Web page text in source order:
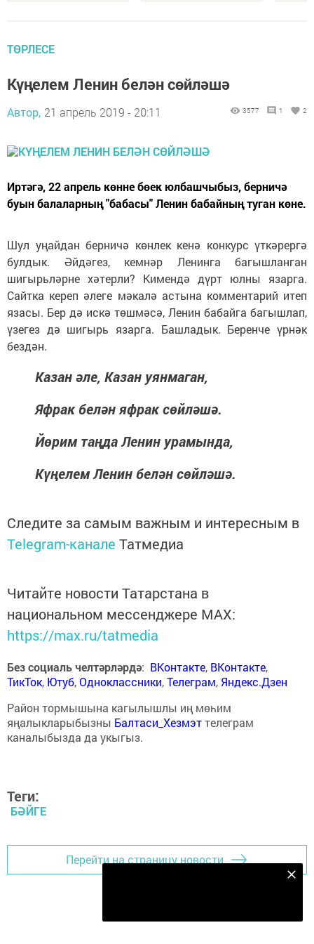
ТӨРЛЕСЕ
Күңелем Ленин белән сөйләшә
Автор, 21 апрель 2019 - 20:11 3577 1 2
Иртәгә, 22 апрель көнне бөек юлбашчыбыз, берничә
буын балаларның "бабасы" Ленин бабайның туган көне.
Шул уңайдан берничә көнлек кенә конкурс үткәрергә
булдык. Әйдәгез, кемнәр Ленинга багышланган
шигырьләрне хәтерли? Кимендә дүрт юлны язарга.
Сайтка кереп әлеге мәкалә астына комментарий итеп
язасы. Бер дә искә төшмәсә, Ленин бабайга багышлап,
үзегез дә шигырь язарга. Башладык. Беренче үрнәк
бездән.
Казан әле, Казан уянмаган,
Яфрак белән яфрак сөйләшә.
Йөрим таңда Ленин урамында,
Күңелем Ленин белән сөйләшә.
Следите за самым важным и интересным в
Telegram-канале Татмедиа
Читайте новости Татарстана в
национальном мессенджере MАХ:
https://max.ru/tatmedia
Без социаль челтәрләрдә: ВКонтакте, ВКонтакте,
ТикТок, Ютуб,Одноклассники,Телеграм, Яндекс.Дзен
Район тормышына кагылышлы иң мөһим
яңалыкларыбызны Балтаси_Хезмэттелеграм
каналыбызда да укыгыз.
Теги:
БӘЙГЕ
Перейти на страницу новости